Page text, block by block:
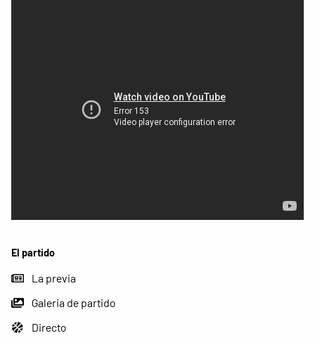
El partido
La previa
Galeria de partido
Directo